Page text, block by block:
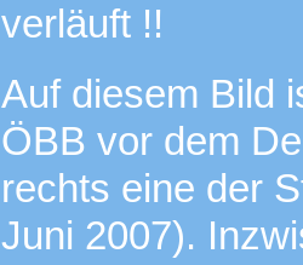
verläuft !!
Auf diesem Bild
ÖBB vor dem
rechts eine der
Juni 2007).